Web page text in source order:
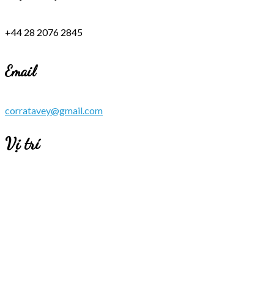
+44 28 2076 2845
Email
corratavey@gmail.com
Vị trí